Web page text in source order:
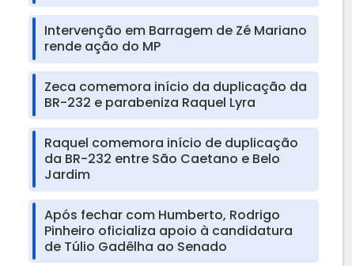
Intervenção em Barragem de Zé Mariano
rende ação do MP
Zeca comemora início da duplicação da
BR-232 e parabeniza Raquel Lyra
Raquel comemora início de duplicação
da BR-232 entre São Caetano e Belo
Jardim
Após fechar com Humberto, Rodrigo
Pinheiro oficializa apoio à candidatura
de Túlio Gadêlha ao Senado